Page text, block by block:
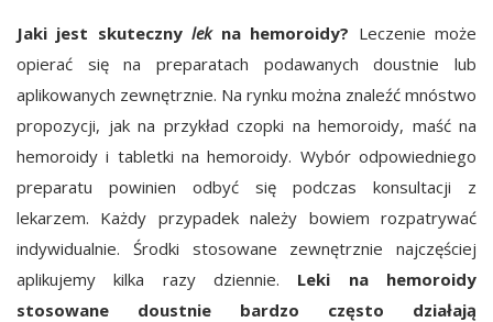
Jaki jest skutecznylekna hemoroidy? Leczenie może
opierać się na preparatach podawanych doustnie lub
aplikowanych zewnętrznie. Na rynku można znaleźć mnóstwo
propozycji, jak na przykład czopki na hemoroidy, maść na
hemoroidy i tabletki na hemoroidy. Wybór odpowiedniego
preparatu powinien odbyć się podczas konsultacji z
lekarzem. Każdy przypadek należy bowiem rozpatrywać
indywidualnie. Środki stosowane zewnętrznie najczęściej
aplikujemy kilka razy dziennie. Leki na hemoroidy
stosowane doustnie bardzo często działają